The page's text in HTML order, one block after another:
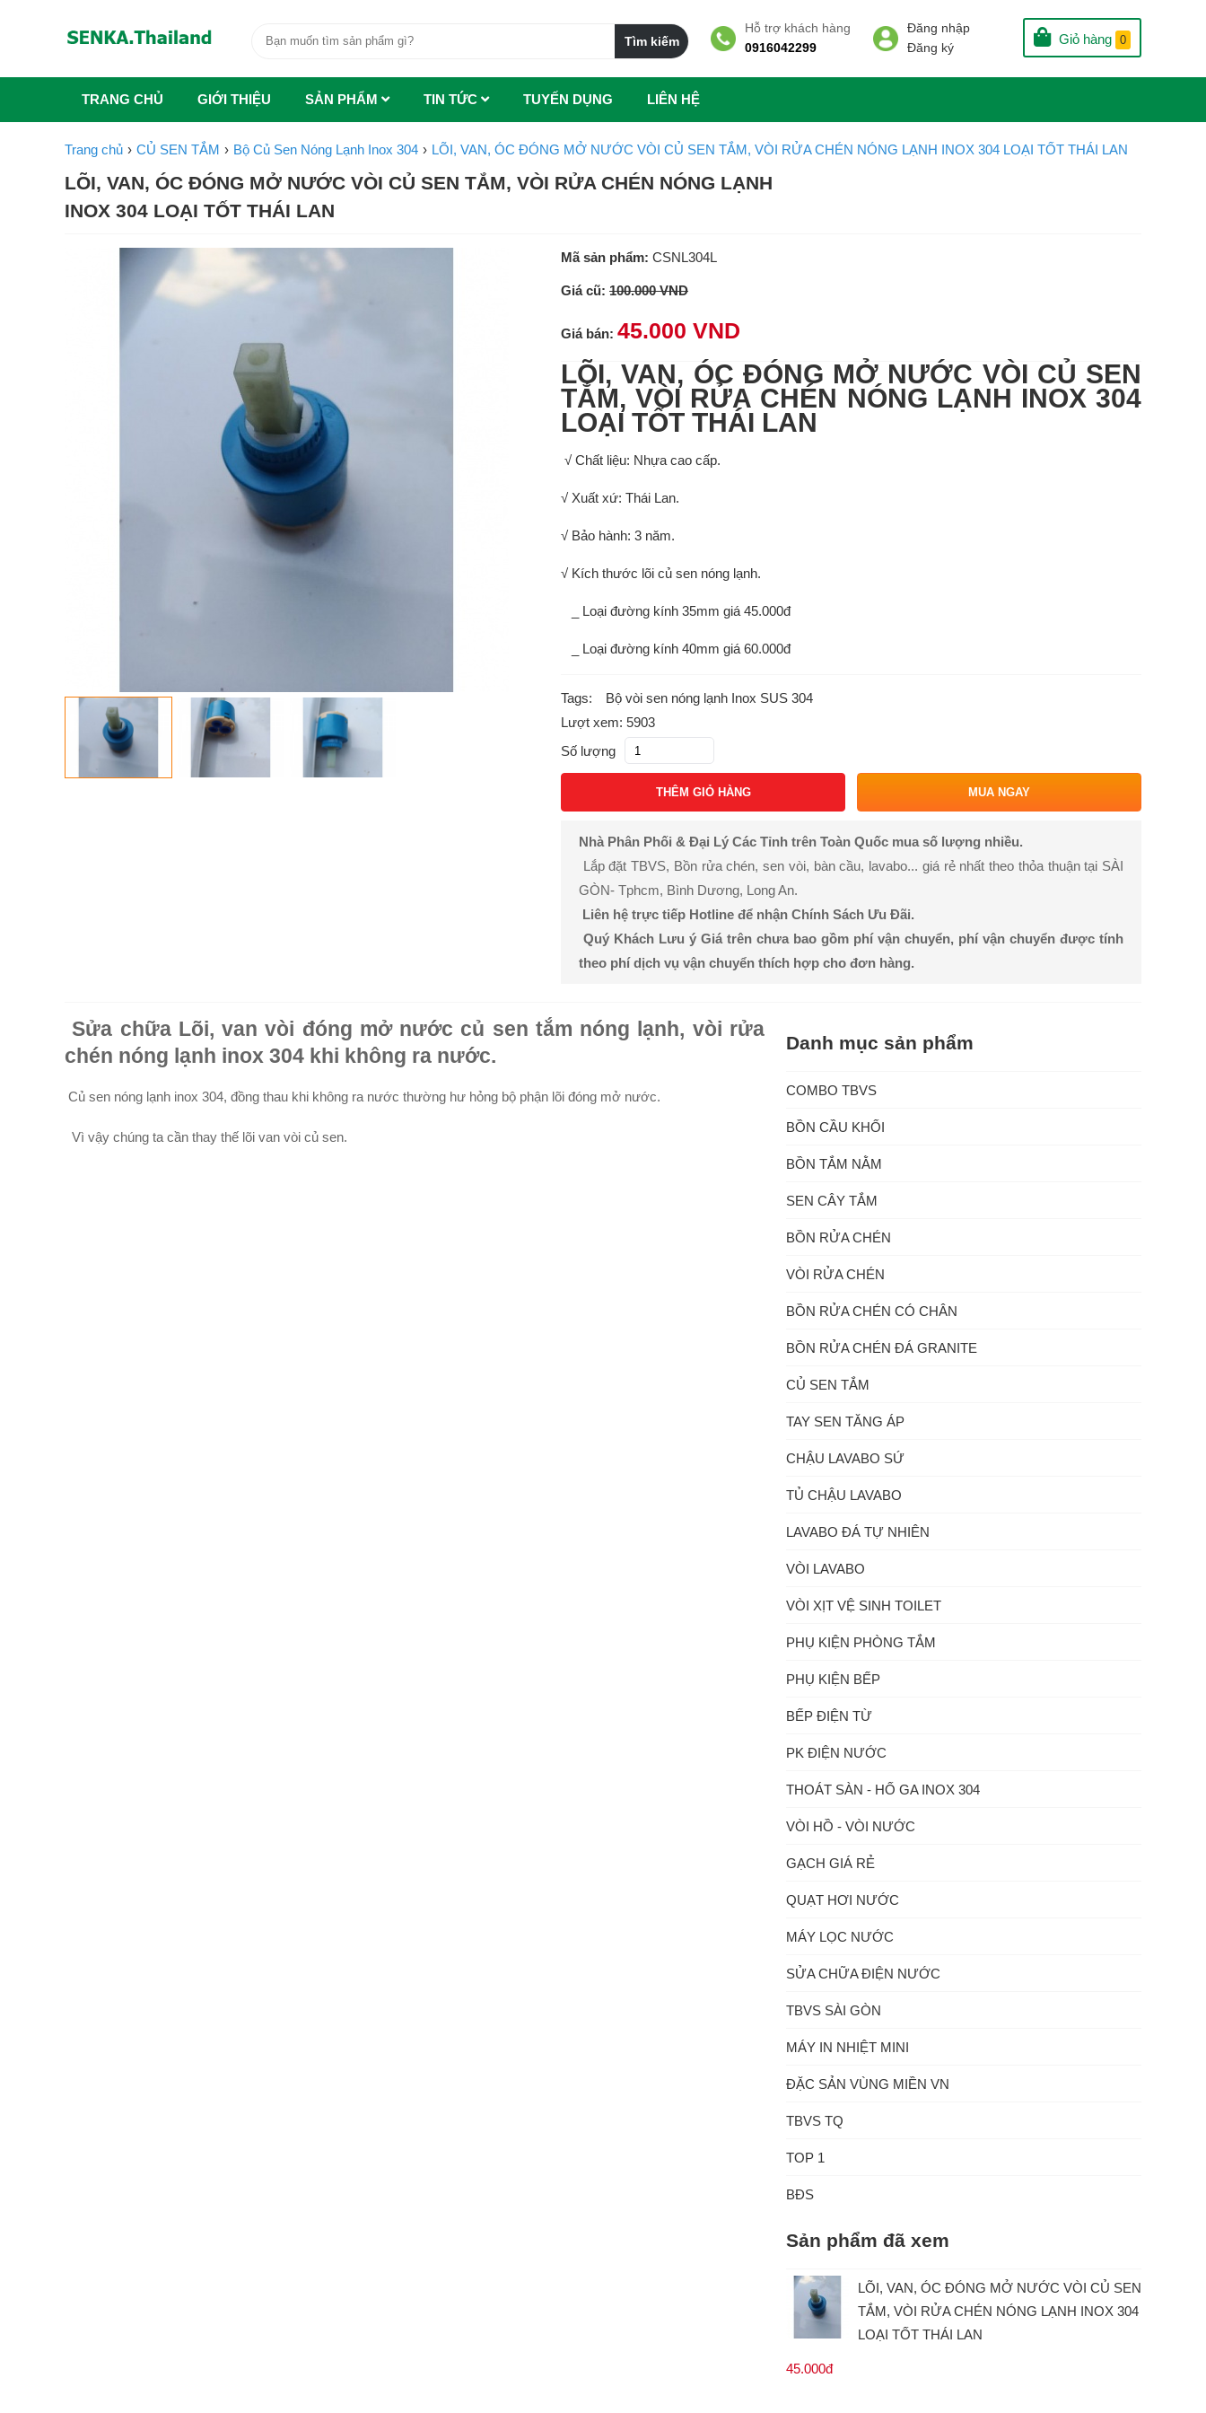
Giỏ hàng 0
Đăng nhập
Đăng ký
Hỗ trợ khách hàng
0916042299
TRANG CHỦ GIỚI THIỆU SẢN PHẨM TIN TỨC TUYẾN DỤNG LIÊN HỆ
Trang chủ CỦ SEN TẮM Bộ Củ Sen Nóng Lạnh Inox 304 LÕI, VAN, ÓC ĐÓNG MỞ NƯỚC VÒI CỦ SEN TẮM, VÒI RỬA CHÉN NÓNG LẠNH INOX 304 LOẠI TỐT THÁI LAN
LÕI, VAN, ÓC ĐÓNG MỞ NƯỚC VÒI CỦ SEN TẮM, VÒI RỬA CHÉN NÓNG LẠNH
INOX 304 LOẠI TỐT THÁI LAN
Mã sản phẩm: CSNL304L
Giá cũ: 100.000 VND
Giá bán: 45.000 VND
LÕI, VAN, ÓC ĐÓNG MỞ NƯỚC VÒI CỦ SEN
TẮM, VÒI RỬA CHÉN NÓNG LẠNH INOX 304
LOẠI TỐT THÁI LAN
√ Chất liệu: Nhựa cao cấp.
√ Xuất xứ: Thái Lan.
√ Bảo hành: 3 năm.
√ Kích thước lõi củ sen nóng lạnh.
_ Loại đường kính 35mm giá 45.000đ
_ Loại đường kính 40mm giá 60.000đ
Tags:
Bộ vòi sen nóng lạnh Inox SUS 304
Lượt xem: 5903
Số lượng
THÊM GIỎ HÀNG MUA NGAY
Nhà Phân Phối & Đại Lý Các Tỉnh trên Toàn Quốc mua số lượng nhiều.
Lắp đặt TBVS, Bồn rửa chén, sen vòi, bàn cầu, lavabo... giá rẻ nhất theo thỏa thuận tại SÀI
GÒN- Tphcm, Bình Dương, Long An.
Liên hệ trực tiếp Hotline để nhận Chính Sách Ưu Đãi.
Quý Khách Lưu ý Giá trên chưa bao gồm phí vận chuyển, phí vận chuyển được tính
theo phí dịch vụ vận chuyển thích hợp cho đơn hàng.
Sửa chữa Lõi, van vòi đóng mở nước củ sen tắm nóng lạnh, vòi rửa
chén nóng lạnh inox 304 khi không ra nước.
Củ sen nóng lạnh inox 304, đồng thau khi không ra nước thường hư hỏng bộ phận lõi đóng mở nước.
Vì vậy chúng ta cần thay thế lõi van vòi củ sen.
Danh mục sản phẩm
COMBO TBVS
BỒN CẦU KHỐI
BỒN TẮM NẰM
SEN CÂY TẮM
BỒN RỬA CHÉN
VÒI RỬA CHÉN
BỒN RỬA CHÉN CÓ CHÂN
BỒN RỬA CHÉN ĐÁ GRANITE
CỦ SEN TẮM
TAY SEN TĂNG ÁP
CHẬU LAVABO SỨ
TỦ CHẬU LAVABO
LAVABO ĐÁ TỰ NHIÊN
VÒI LAVABO
VÒI XỊT VỆ SINH TOILET
PHỤ KIỆN PHÒNG TẮM
PHỤ KIỆN BẾP
BẾP ĐIỆN TỪ
PK ĐIỆN NƯỚC
THOÁT SÀN - HỐ GA INOX 304
VÒI HỒ - VÒI NƯỚC
GẠCH GIÁ RẺ
QUẠT HƠI NƯỚC
MÁY LỌC NƯỚC
SỬA CHỮA ĐIỆN NƯỚC
TBVS SÀI GÒN
MÁY IN NHIỆT MINI
ĐẶC SẢN VÙNG MIỀN VN
TBVS TQ
TOP 1
BĐS
Sản phẩm đã xem
LÕI, VAN, ÓC ĐÓNG MỞ NƯỚC VÒI CỦ SEN
TẮM, VÒI RỬA CHÉN NÓNG LẠNH INOX 304
LOẠI TỐT THÁI LAN
45.000đ